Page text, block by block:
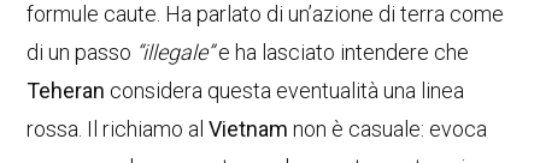
formule caute. Ha parlato di un’azione di terra come
di un passo “illegale”e ha lasciato intendere che
Teheran considera questa eventualità una linea
rossa. Il richiamo alVietnam non è casuale: evoca